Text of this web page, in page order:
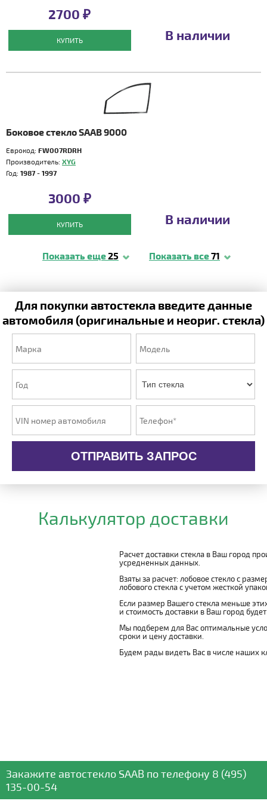
2700 ₽
КУПИТЬ В наличии
Боковое стекло SAAB 9000
Еврокод: FW007RDRH
Производитель: XYG
Год: 1987 - 1997
3000 ₽
КУПИТЬ В наличии
Показать еще25 Показать все71
Для покупки автостекла введите данные
автомобиля (оригинальные и неориг. стекла)
ОТПРАВИТЬ ЗАПРОС
Калькулятор доставки
Расчет доставки стекла в Ваш город
усредненных данных.
Взяты за расчет: лобовое стекло с
лобового стекла с учетом жесткой
Если размер Вашего стекла меньше
и стоимость доставки в Ваш город
Мы подберем для Вас оптимальные
сроки и цену доставки.
Будем рады видеть Вас в числе наших
Закажите автостекло SAAB по телефону 8 (495)
135-00-54